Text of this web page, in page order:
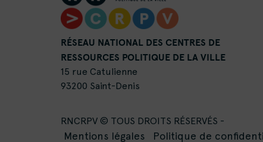
RÉSEAU NATIONAL DES CENTRES DE
RESSOURCES POLITIQUE DE LA VILLE
15 rue Catulienne
93200 Saint-Denis
RNCRPV © TOUS DROITS RÉSERVÉS -
Mentions légales Politique de